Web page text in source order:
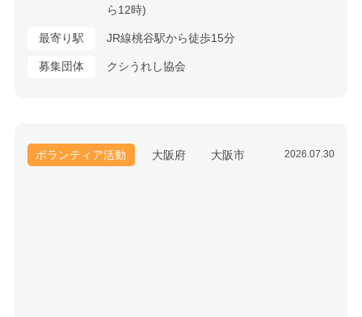
ら12時)
最寄り駅 JR線桃谷駅から徒歩15分
募集団体 クシうれし協会
ボランティア活動 大阪府 大阪市 2026.07.30